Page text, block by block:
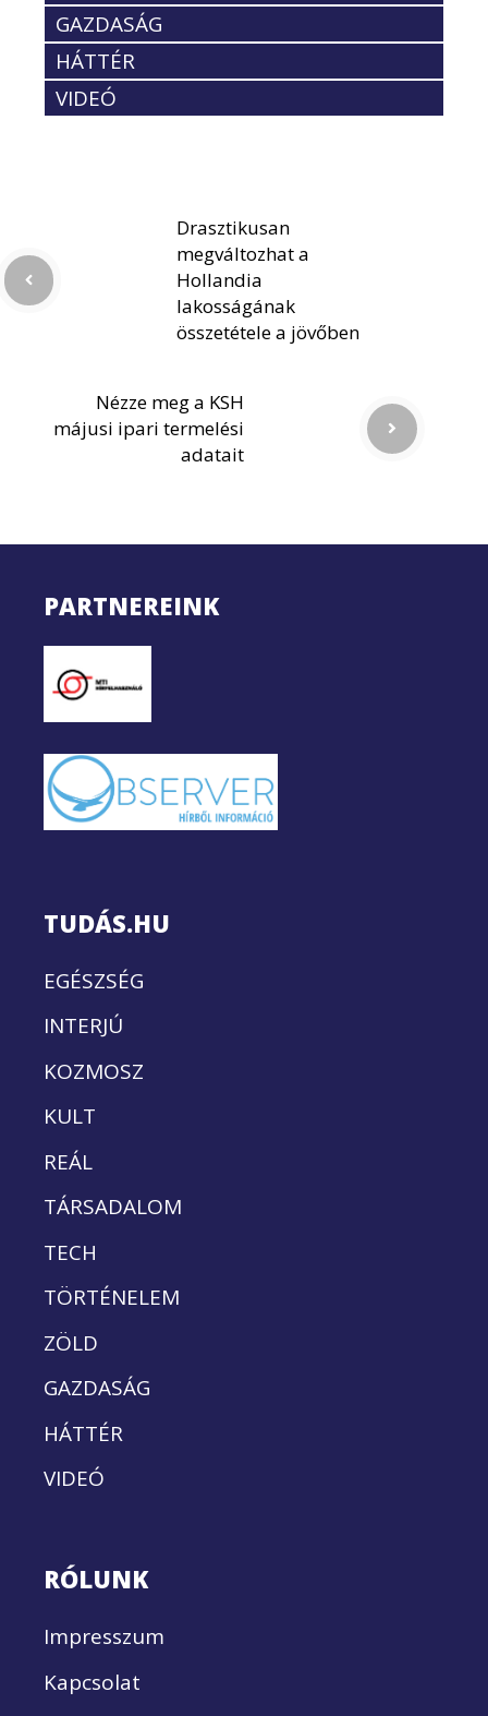
GAZDASÁG
HÁTTÉR
VIDEÓ
Drasztikusan
megváltozhat a
Hollandia
lakosságának
összetétele a jövőben
Nézze meg a KSH
májusi ipari termelési
adatait
PARTNEREINK
TUDÁS.HU
EGÉSZSÉG
INTERJÚ
KOZMOSZ
KULT
REÁL
TÁRSADALOM
TECH
TÖRTÉNELEM
ZÖLD
GAZDASÁG
HÁTTÉR
VIDEÓ
RÓLUNK
Impresszum
Kapcsolat